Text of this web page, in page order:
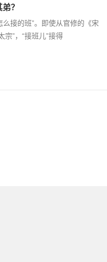
？
么接的班”。即使从官修的《宋
”，“接班儿”接得